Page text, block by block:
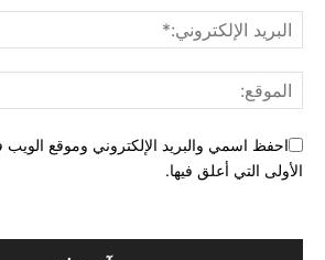
احفظ اسمي والبريد الإلكتروني وموقع
الأولى التي أعلق فيها.